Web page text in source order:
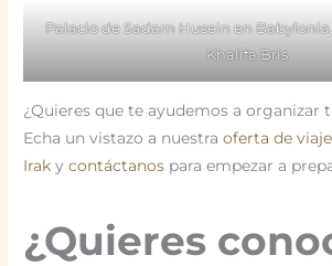
Palacio de Sadam Husein en
Khalifa Bris
¿Quieres que te ayudemos a organizar
Echa un vistazo a nuestraoferta de
Irak ycontáctanos para empezar a
¿Quieres